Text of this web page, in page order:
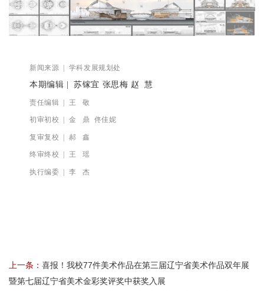
新闻来源 | 学科发展规划处
本期编辑 | 苏镓宜 张思梅 赵 慧
责任编辑 | 王 敬
初审初校 | 金 鼎 佟佳妮
复审复校 | 郝 鑫
终审终校 | 王 瑶
执行编委 | 李 杰
上一条： 喜报！我校77件美术作品在第三届辽宁省美术作品双年展
暨第七届辽宁省美术金彩奖评奖中获奖入展